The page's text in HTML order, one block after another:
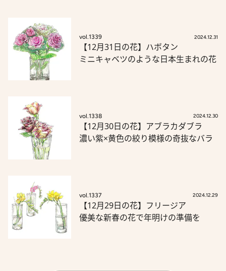
vol.1339 2024.12.31
【12月31日の花】ハボタン
ミニキャベツのような日本生まれの花
vol.1338 2024.12.30
【12月30日の花】アブラカダブラ
濃い紫×黄色の絞り模様の奇抜なバラ
vol.1337 2024.12.29
【12月29日の花】フリージア
優美な新春の花で年明けの準備を